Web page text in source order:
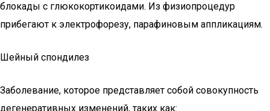
блокады с глюкокортикоидами. Из физиопроцедур
прибегают к электрофорезу, парафиновым аппликациям.
Шейный спондилез
Заболевание, которое представляет собой совокупность
дегенеративных изменений, таких как: